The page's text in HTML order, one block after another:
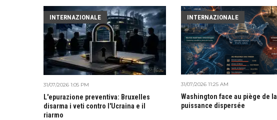
INTERNAZIONALE
31/07/2026 1:05 PM
L'epurazione preventiva: Bruxelles
disarma i veti contro l'Ucraina e il
riarmo
INTERNAZIONALE
31/07/2026 11:25 AM
Washington face au piège de la
puissance dispersée